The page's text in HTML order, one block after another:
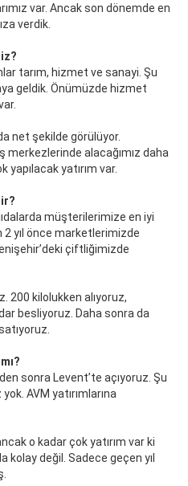
var. Ancak son dönemde en
verdik.
tarım, hizmet ve sanayi. Şu
geldik. Önümüzde hizmet
net şekilde görülüyor.
merkezlerinde alacağımız daha
yapılacak yatırım var.
müşterilerimize en iyi
yıl önce marketlerimizde
çiftliğimizde
200 kilolukken alıyoruz,
besliyoruz. Daha sonra da
sonra Levent’te açıyoruz. Şu
AVM yatırımlarına
o kadar çok yatırım var ki
değil. Sadece geçen yıl